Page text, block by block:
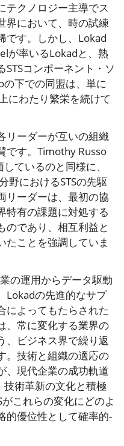
テクノロジー主導でス
界において、時の試練
です。しかし、Lokad
が率いるLokadと、熟
コンポーネント・ソ
下での同盟は、単に
にわたり繁栄を続けて
リーダーが互いの組織
です。Timothy Russo
ているのと同様に、
野におけるSTSの先駆
リーダーは、最初の協
特有の課題に対処する
のであり、相互利益と
たことを強調していま
の運用からデータ駆動
Lokadの先進的なサプ
によってもたらされた
、常に変化する業界の
、ビジネス界で繰り返
。技術と組織の適応の
、現代企業の成功軌道
技術革新の文化と積極
これらの変化にどのよ
的優位性として確率的-